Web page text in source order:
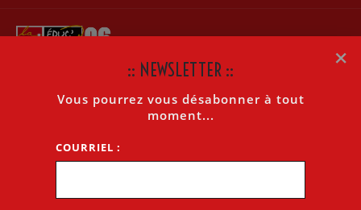
Accueil»Hors Classe 2025
×
:: NEWSLETTER ::
Vous pourrez vous désabonner à tout
moment...
COURRIEL :